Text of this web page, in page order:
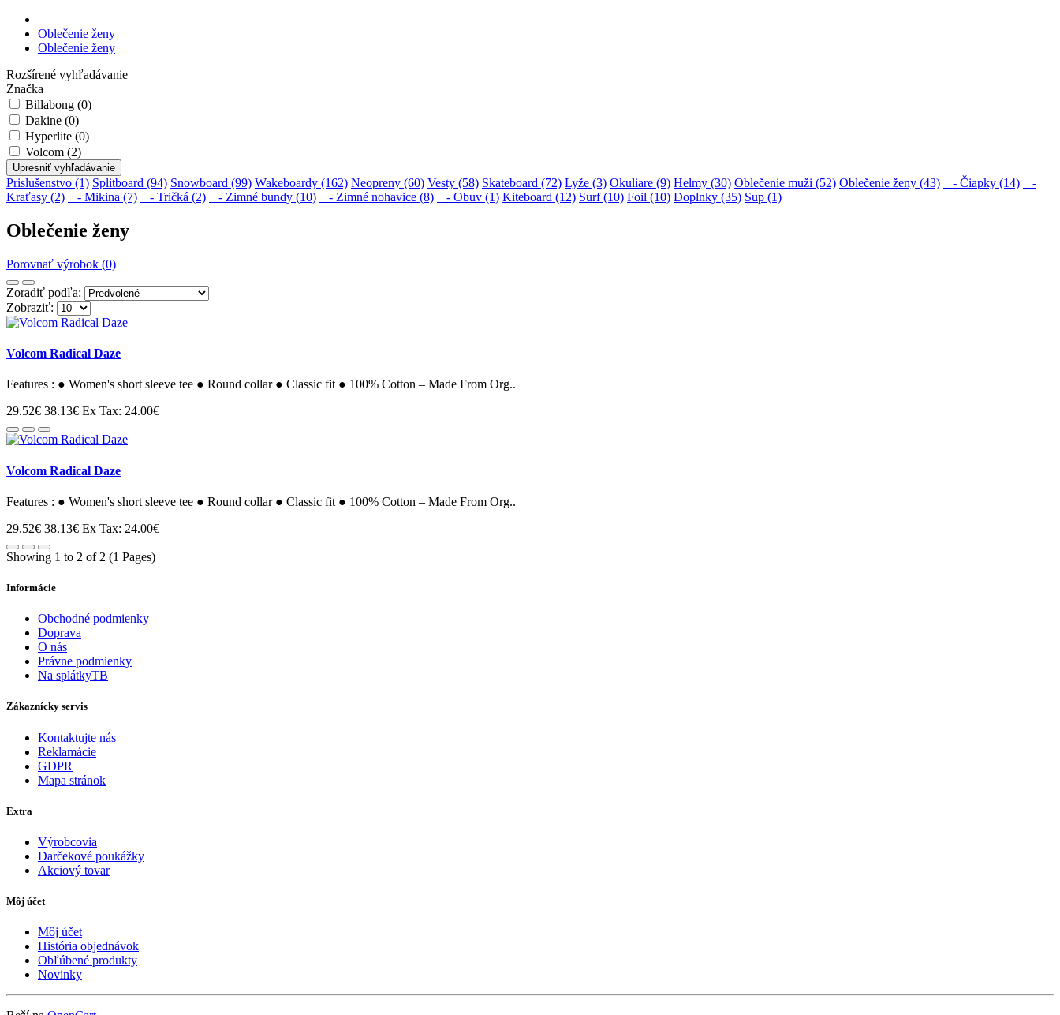
Oblečenie ženy
Oblečenie ženy
Rozšírené vyhľadávanie
Značka
Billabong (0)
Dakine (0)
Hyperlite (0)
Volcom (2)
Upresniť vyhľadávanie
Prislušenstvo (1) Splitboard (94) Snowboard (99) Wakeboardy (162) Neopreny (60) Vesty (58) Skateboard (72) Lyže (3) Okuliare (9) Helmy (30) Oblečenie muži (52) Oblečenie ženy (43) - Čiapky (14)
-
Kraťasy (2)
- Mikina (7) - Tričká (2) - Zimné bundy (10) - Zimné nohavice (8) - Obuv (1) Kiteboard (12) Surf (10) Foil (10) Doplnky (35) Sup (1)
Oblečenie ženy
Porovnať výrobok (0)
Zoradiť podľa:
Zobraziť:
Volcom Radical Daze
Features : ● Women's short sleeve tee ● Round collar ● Classic fit ● 100% Cotton – Made From Org..
29.52€ 38.13€ Ex Tax: 24.00€
Volcom Radical Daze
Features : ● Women's short sleeve tee ● Round collar ● Classic fit ● 100% Cotton – Made From Org..
29.52€ 38.13€ Ex Tax: 24.00€
Showing 1 to 2 of 2 (1 Pages)
Informácie
Obchodné podmienky
Doprava
O nás
Právne podmienky
Na splátkyTB
Zákaznícky servis
Kontaktujte nás
Reklamácie
GDPR
Mapa stránok
Extra
Výrobcovia
Darčekové poukážky
Akciový tovar
Môj účet
Môj účet
História objednávok
Obľúbené produkty
Novinky